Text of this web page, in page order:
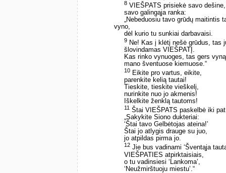
8 VIEŠPATS prisiekė savo dešine,
savo galingąja ranka:
„Nebeduosiu tavo grūdų
vyno,
dėl kurio tu sunkiai darbavaisi.
9 Ne! Kas į klėtį nešė grūdus, tas
šlovindamas VIEŠPATĮ.
Kas rinko vynuoges, tas gers vyną
mano šventuose kiemuose.“
10 Eikite pro vartus, eikite,
parenkite kelią tautai!
Tieskite, tieskite vieškelį,
nurinkite nuo jo akmenis!
Iškelkite ženklą tautoms!
11 Štai VIEŠPATS paskelbė iki
„Sakykite Siono dukteriai:
‘Štai tavo Gelbėtojas ateina!’
Štai jo atlygis drauge su juo,
jo atpildas pirma jo.
12 Jie bus vadinami ‘Šventąja
VIEŠPATIES atpirktaisiais,
o tu vadinsiesi ‘Lankoma’,
‘Neužmirštuoju miestu’.“